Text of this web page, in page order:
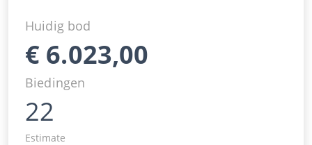
Huidig bod
€ 6.023,00
Biedingen
22
Estimate